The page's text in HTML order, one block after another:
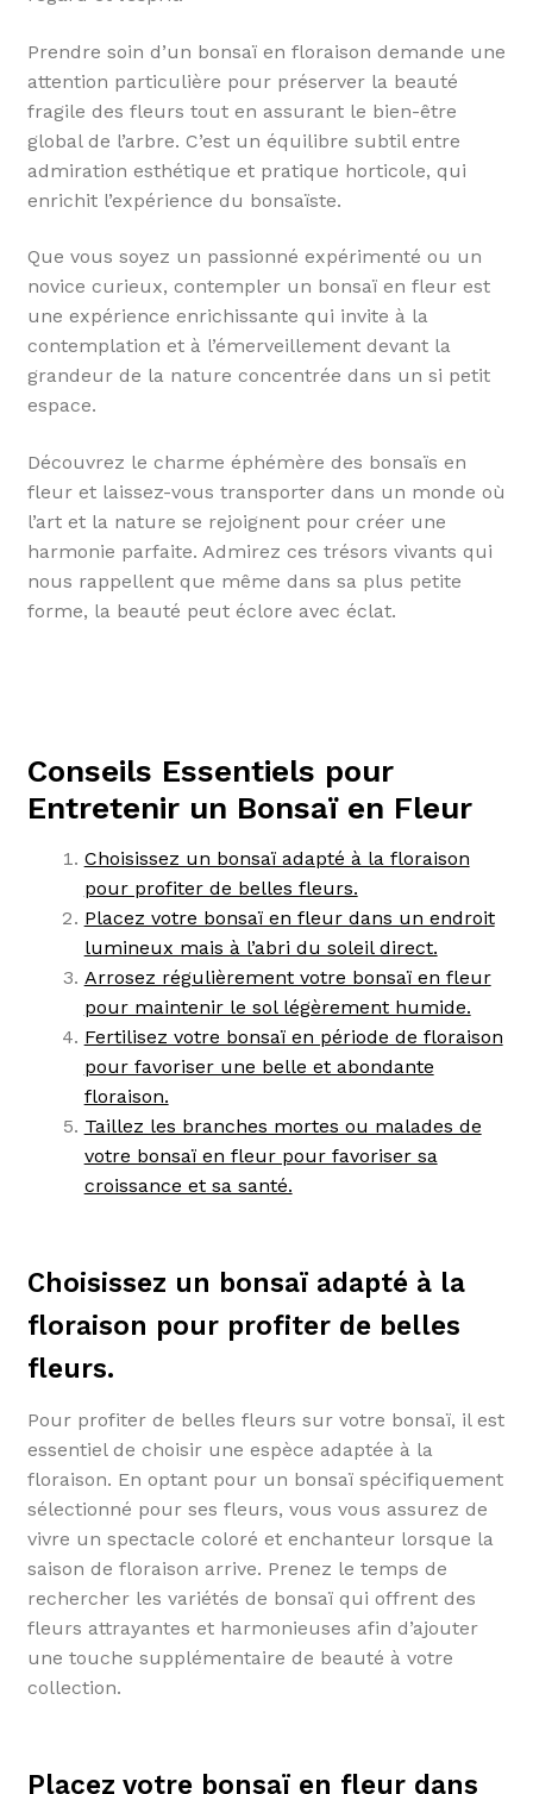
Prendre soin d’un bonsaï en floraison demande une
attention particulière pour préserver la beauté
fragile des fleurs tout en assurant le bien-être
global de l’arbre. C’est un équilibre subtil entre
admiration esthétique et pratique horticole, qui
enrichit l’expérience du bonsaïste.
Que vous soyez un passionné expérimenté ou un
novice curieux, contempler un bonsaï en fleur est
une expérience enrichissante qui invite à la
contemplation et à l’émerveillement devant la
grandeur de la nature concentrée dans un si petit
espace.
Découvrez le charme éphémère des bonsaïs en
fleur et laissez-vous transporter dans un monde où
l’art et la nature se rejoignent pour créer une
harmonie parfaite. Admirez ces trésors vivants qui
nous rappellent que même dans sa plus petite
forme, la beauté peut éclore avec éclat.
Conseils Essentiels pour
Entretenir un Bonsaï en Fleur
Choisissez un bonsaï adapté à la floraison
pour profiter de belles fleurs.
Placez votre bonsaï en fleur dans un endroit
lumineux mais à l’abri du soleil direct.
Arrosez régulièrement votre bonsaï en fleur
pour maintenir le sol légèrement humide.
Fertilisez votre bonsaï en période de floraison
pour favoriser une belle et abondante
floraison.
Taillez les branches mortes ou malades de
votre bonsaï en fleur pour favoriser sa
croissance et sa santé.
Choisissez un bonsaï adapté à la
floraison pour profiter de belles
fleurs.
Pour profiter de belles fleurs sur votre bonsaï, il est
essentiel de choisir une espèce adaptée à la
floraison. En optant pour un bonsaï spécifiquement
sélectionné pour ses fleurs, vous vous assurez de
vivre un spectacle coloré et enchanteur lorsque la
saison de floraison arrive. Prenez le temps de
rechercher les variétés de bonsaï qui offrent des
fleurs attrayantes et harmonieuses afin d’ajouter
une touche supplémentaire de beauté à votre
collection.
Placez votre bonsaï en fleur dans